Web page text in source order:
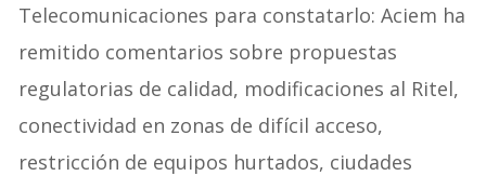
Telecomunicaciones para constatarlo: Aciem ha
remitido comentarios sobre propuestas
regulatorias de calidad, modificaciones al Ritel,
conectividad en zonas de difícil acceso,
restricción de equipos hurtados, ciudades